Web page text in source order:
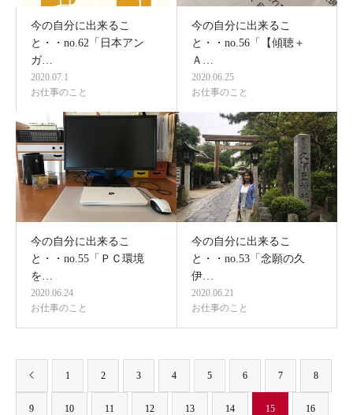
今の自分に出来るこ
と・・no.62「日本アン
ガ…
2020.07.1
お仕事のこと
今の自分に出来るこ
と・・no.56「【傾聴＋
Ａ…
2020.06.25
お仕事のこと
今の自分に出来るこ
と・・no.55「ＰＣ環境
を…
2020.06.24
お仕事のこと
今の自分に出来るこ
と・・no.53「念願の久
伊…
2020.06.21
お仕事のこと
1 2 3 4 5 6 7 8
9 10 11 12 13 14 15 16